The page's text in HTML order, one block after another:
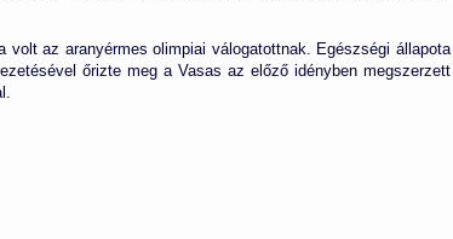
volt az aranyérmes olimpiai válogatottnak. Egészségi állapota
őrizte meg a Vasas az előző idényben megszerzett